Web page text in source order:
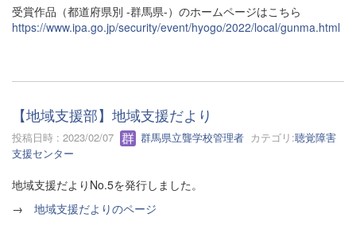
受賞作品（都道府県別 -群馬県-）のホームページはこちら
https://www.ipa.go.jp/security/event/hyogo/2022/local/gunma.html
【地域支援部】地域支援だより
投稿日時 : 2023/02/07 群馬県立聾学校管理者 カテゴリ:聴覚障害
支援センター
地域支援だよりNo.5を発行しました。
→ 地域支援だよりのページ